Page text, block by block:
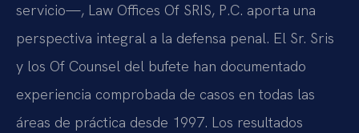
servicio—, Law Offices Of SRIS, P.C. aporta una
perspectiva integral a la defensa penal. El Sr. Sris
y los Of Counsel del bufete han documentado
experiencia comprobada de casos en todas las
áreas de práctica desde 1997. Los resultados